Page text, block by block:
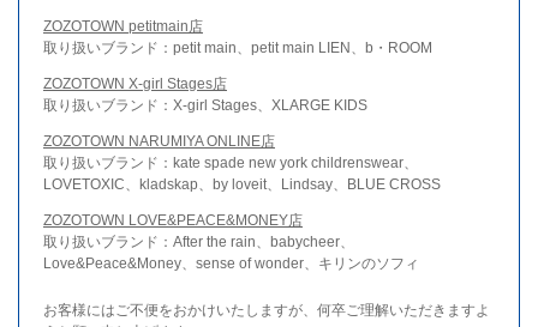
ZOZOTOWN petitmain店
取り扱いブランド：petit main、petit main LIEN、b・ROOM
ZOZOTOWN X-girl Stages店
取り扱いブランド：X-girl Stages、XLARGE KIDS
ZOZOTOWN NARUMIYA ONLINE店
取り扱いブランド：kate spade new york childrenswear、
LOVETOXIC、kladskap、by loveit、Lindsay、BLUE CROSS
ZOZOTOWN LOVE&PEACE&MONEY店
取り扱いブランド：After the rain、babycheer、
Love&Peace&Money、sense of wonder、キリンのソフィ
お客様にはご不便をおかけいたしますが、何卒ご理解いただきますよ